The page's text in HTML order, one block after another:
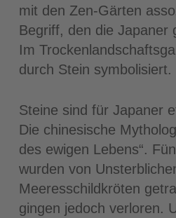
mit den Zen-Gärten
Begriff, den die Japaner
Im
durch Stein symbolisiert.
Steine sind für Japaner
Die chinesische
des ewigen Lebens“.
wurden von
Meeresschildkröten
gingen jedoch verloren.